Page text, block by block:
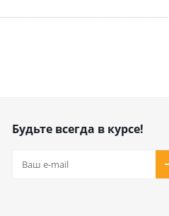
Будьте всегда в курсе!